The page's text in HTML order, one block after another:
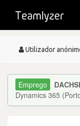
Toggle
Utilizador
Dynamics 365